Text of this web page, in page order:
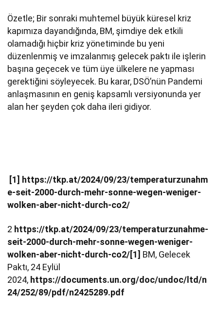
Özetle; Bir sonraki muhtemel büyük küresel kriz
kapımıza dayandığında, BM, şimdiye dek etkili
olamadığı hiçbir kriz yönetiminde bu yeni
düzenlenmiş ve imzalanmış gelecek paktı ile işlerin
başına geçecek ve tüm üye ülkelere ne yapması
gerektiğini söyleyecek. Bu karar, DSÖ’nün Pandemi
anlaşmasının en geniş kapsamlı versiyonunda yer
alan her şeyden çok daha ileri gidiyor.
[1] https://tkp.at/2024/09/23/temperaturzunahm
e-seit-2000-durch-mehr-sonne-wegen-weniger-
wolken-aber-nicht-durch-co2/
2 https://tkp.at/2024/09/23/temperaturzunahme-
seit-2000-durch-mehr-sonne-wegen-weniger-
wolken-aber-nicht-durch-co2/[1] BM, Gelecek
Paktı, 24 Eylül
2024, https://documents.un.org/doc/undoc/ltd/n
24/252/89/pdf/n2425289.pdf